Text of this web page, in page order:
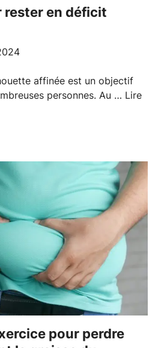
affinée est un objectif
personnes. Au … Lire